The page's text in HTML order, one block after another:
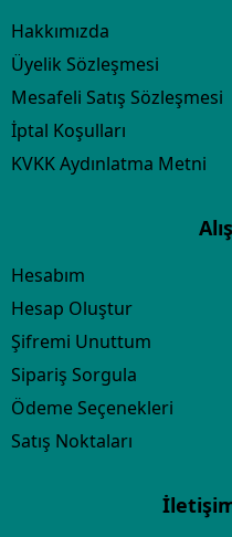
Hakkımızda
Üyelik Sözleşmesi
Mesafeli Satış Sözleşmesi
İptal Koşulları
KVKK Aydınlatma Metni
Hesabım
Hesap Oluştur
Şifremi Unuttum
Sipariş Sorgula
Ödeme Seçenekleri
Satış Noktaları